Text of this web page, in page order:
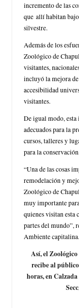
incremento de las
que allí habitan
silvestre.
Además de los
Zoológico de
visitantes,
incluyó la mejora
accesibilidad
visitantes.
De igual modo,
adecuados para la
cursos, talleres y
para la
“Una de las cosas
remodelación y
Zoológico de
muy importante
quienes visitan esta
partes del mundo”,
Ambiente capitalina.
Así, el
recibe al
horas, en